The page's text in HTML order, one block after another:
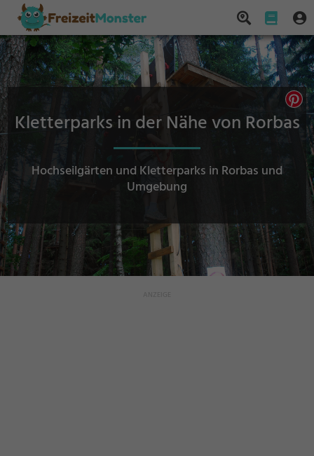
Kletterparks in der Nähe von Rorbas
Hochseilgärten und Kletterparks in Rorbas und
Umgebung